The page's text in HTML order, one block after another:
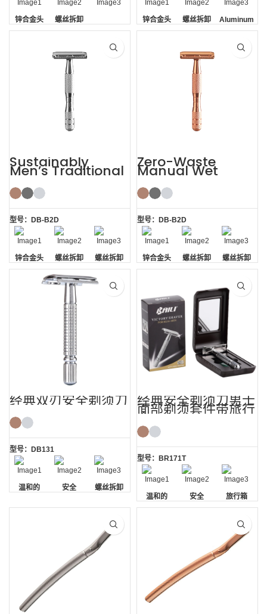
锌合金头 螺丝拆卸 锌合金头 螺丝拆卸
Aluminum
Handle
Sustainably
Men’s Traditional
Shaving Double-
edged Safety
Razor
型号：DB-B2D
锌合金头 螺丝拆卸 螺丝拆卸
Zero-Waste
Manual Wet
Shaving De
Safety Razor for
Men Women
型号：DB-B2D
锌合金头 螺丝拆卸 螺丝拆卸
经典双刃安全剃须刀
型号：DB131
温和的 安全 螺丝拆卸
经典安全剃须刀男士
面部剃须套件带旅行
盒
型号：BR171T
温和的 安全 旅行箱